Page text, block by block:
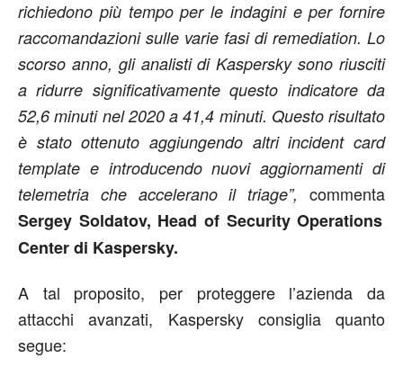
richiedono più tempo per le indagini e per fornire
raccomandazioni sulle varie fasi di remediation. Lo
scorso anno, gli analisti di Kaspersky sono riusciti
a ridurre significativamente questo indicatore da
52,6 minuti nel 2020 a 41,4 minuti. Questo risultato
è stato ottenuto aggiungendo altri incident card
template e introducendo nuovi aggiornamenti di
telemetria che accelerano il triage”, commenta
Sergey Soldatov, Head of Security Operations
Center di Kaspersky.
A tal proposito, per proteggere l’azienda da
attacchi avanzati, Kaspersky consiglia quanto
segue: